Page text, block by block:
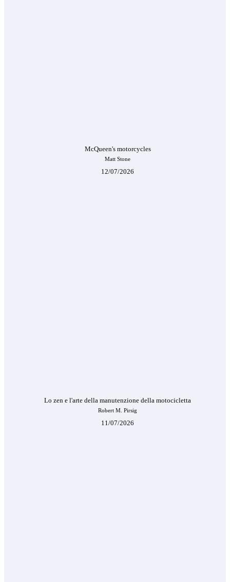
McQueen's motorcycles
Matt Stone
12/07/2026
Lo zen e l'arte della manutenzione della motocicletta
Robert M. Pirsig
11/07/2026